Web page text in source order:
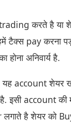
करते है या
टैक्स pay करना
होना अनिवार्य है.
यह account शेयर
इसी account
है शेयर को